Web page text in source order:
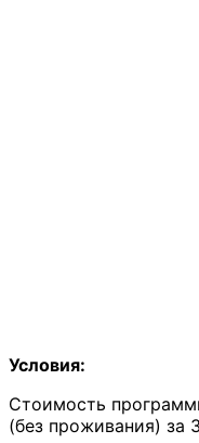
Условия:
Стоимость
(без проживания) за